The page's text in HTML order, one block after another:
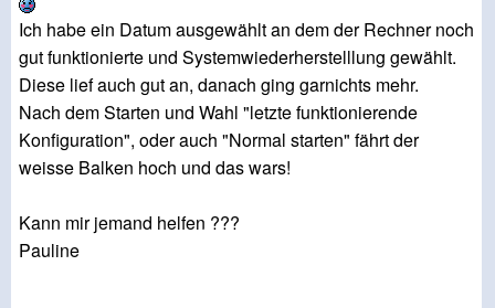
Ich habe ein Datum ausgewählt an dem der Rechner noch
gut funktionierte und Systemwiederherstelllung gewählt.
Diese lief auch gut an, danach ging garnichts mehr.
Nach dem Starten und Wahl "letzte funktionierende
Konfiguration", oder auch "Normal starten" fährt der
weisse Balken hoch und das wars!
Kann mir jemand helfen ???
Pauline